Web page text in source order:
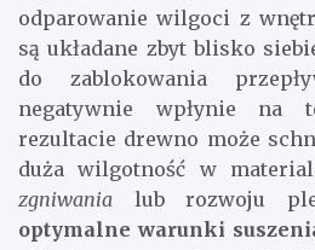
odparowanie wilgoci z
są układane zbyt blisko
do zablokowania
negatywnie wpłynie na
rezultacie drewno może
duża wilgotność w
zgniwania lub rozwoju
optymalne warunki